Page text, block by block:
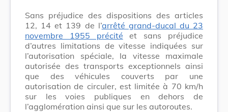
Sans préjudice des dispositions des articles
12, 14 et 139 de l’arrêté grand-ducal du 23
novembre 1955 précité et sans préjudice
d’autres limitations de vitesse indiquées sur
l’autorisation spéciale, la vitesse maximale
autorisée des transports exceptionnels ainsi
que des véhicules couverts par une
autorisation de circuler, est limitée à 70 km/h
sur les voies publiques en dehors de
l’agglomération ainsi que sur les autoroutes.